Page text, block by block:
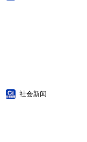
社会新闻